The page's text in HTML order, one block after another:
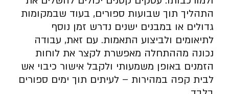
התהליך תוך שבועות ספורים, בעוד שבמקומות
גדולים או במבנים ישנים נדרש זמן נוסף
לתיאומים ולביצוע התאמות. עם זאת, עבודה
נכונה מההתחלה מאפשרת לקצר את לוחות
הזמנים באופן משמעותי ולקבל אישור כיבוי אש
לבית קפה במהירות – לעיתים תוך ימים ספורים